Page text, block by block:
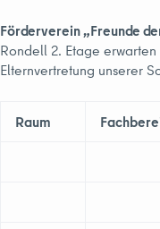
Förderverein „Freunde
Rondell 2. Etage
Elternvertretung unserer
Raum